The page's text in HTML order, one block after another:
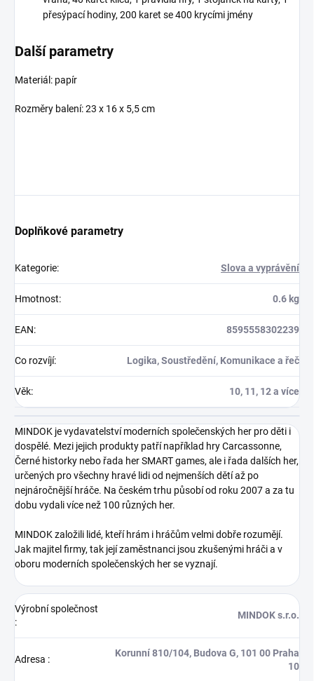
přesýpací hodiny, 200 karet se 400 krycími jmény
Další parametry
Materiál: papír
Rozměry balení: 23 x 16 x 5,5 cm
Doplňkové parametry
Kategorie: Slova a vyprávění
Hmotnost: 0.6 kg
EAN: 8595558302239
Co rozvíjí: Logika, Soustředění, Komunikace a řeč
Věk: 10, 11, 12 a více
MINDOK je vydavatelství moderních společenských her pro děti i
dospělé. Mezi jejich produkty patří například hry Carcassonne,
Černé historky nebo řada her SMART games, ale i řada dalších her,
určených pro všechny hravé lidi od nejmenších dětí až po
nejnáročnější hráče. Na českém trhu působí od roku 2007 a za tu
dobu vydali více než 100 různých her.
MINDOK založili lidé, kteří hrám i hráčům velmi dobře rozumějí.
Jak majitel firmy, tak její zaměstnanci jsou zkušenými hráči a v
oboru moderních společenských her se vyznají.
Výrobní společnost
:
MINDOK s.r.o.
Adresa :
Korunní 810/104, Budova G, 101 00 Praha
10